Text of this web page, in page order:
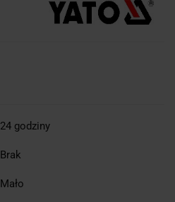
24 godziny
Brak
Mało